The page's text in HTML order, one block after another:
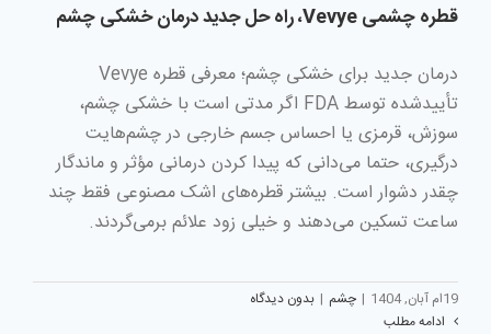
قطره چشمی Vevye، راه حل جدید درمان خشکی چشم
درمان جدید برای خشکی چشم؛ معرفی قطره Vevye
تأییدشده توسط FDA اگر مدتی است با خشکی چشم،
سوزش، قرمزی یا احساس جسم خارجی در چشم‌هایت
درگیری، حتما می‌دانی که پیدا کردن درمانی مؤثر و ماندگار
چقدر دشوار است. بیشتر قطره‌های اشک مصنوعی فقط چند
ساعت تسکین می‌دهند و خیلی زود علائم برمی‌گردند.
19ام آبان, 1404 | چشم | بدون دیدگاه
ادامه مطلب